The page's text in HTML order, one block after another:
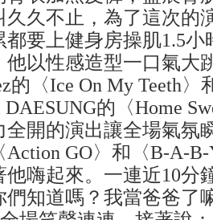
久久不止，為了這次的
要上健身房操肌1.5小
他以性感造型一口氣大
的〈Ice On My Teeth
的〈Home
全開的演出讓全場氣氛
GO〉和〈B-A-
嗨起來。一連近10分
們知道嗎？我當爸爸了